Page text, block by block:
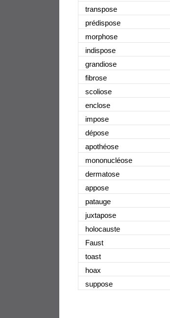
transpose
prédispose
morphose
indispose
grandiose
fibrose
scoliose
enclose
impose
dépose
apothéose
mononucléose
dermatose
appose
patauge
juxtapose
holocauste
Faust
toast
hoax
suppose